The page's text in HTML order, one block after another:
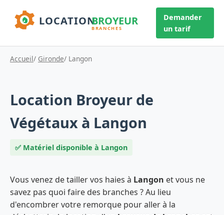
Demander
un tarif
Accueil/ Gironde/ Langon
Location Broyeur de
Végétaux à Langon
✅ Matériel disponible à Langon
Vous venez de tailler vos haies à Langon et vous ne
savez pas quoi faire des branches ? Au lieu
d'encombrer votre remorque pour aller à la